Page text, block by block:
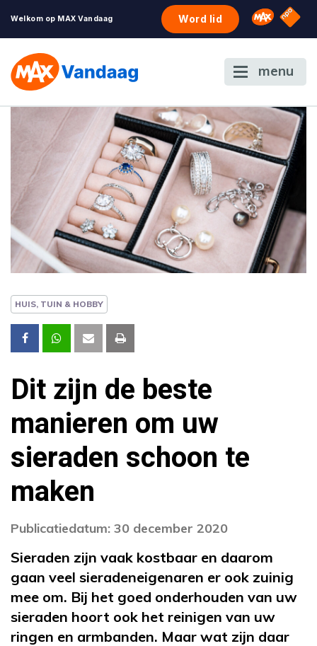
Welkom op MAX Vandaag Word lid Omroep
NPO
menu
HUIS, TUIN & HOBBY
Dit zijn de beste
manieren om uw
sieraden schoon te
maken
Publicatiedatum: 30 december 2020
Sieraden zijn vaak kostbaar en daarom
gaan veel sieradeneigenaren er ook zuinig
mee om. Bij het goed onderhouden van uw
sieraden hoort ook het reinigen van uw
ringen en armbanden. Maar wat zijn daar